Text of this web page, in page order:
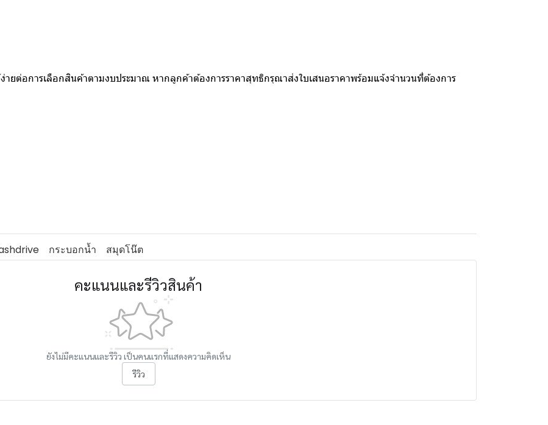
ายต่อการเลือกสินค้าตามงบประมาณ หากลูกค้าต้องการราคาสุทธิกรุณาส่งใบเสนอราคาพร้อมแจ้งจำนวนที่ต้องการ
กระบอกน้ำ สมุดโน๊ต
คะแนนและรีวิวสินค้า
ยังไม่มีคะแนนและรีวิว เป็นคนแรกที่แสดงความคิดเห็น
รีวิว